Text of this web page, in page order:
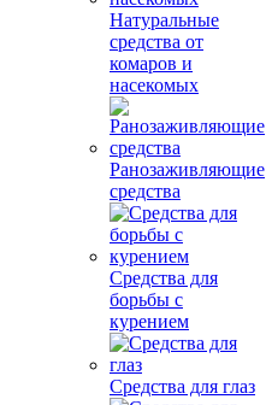
Натуральные
средства от
комаров и
насекомых
Ранозаживляющие
средства
Средства для
борьбы с
курением
Средства для глаз